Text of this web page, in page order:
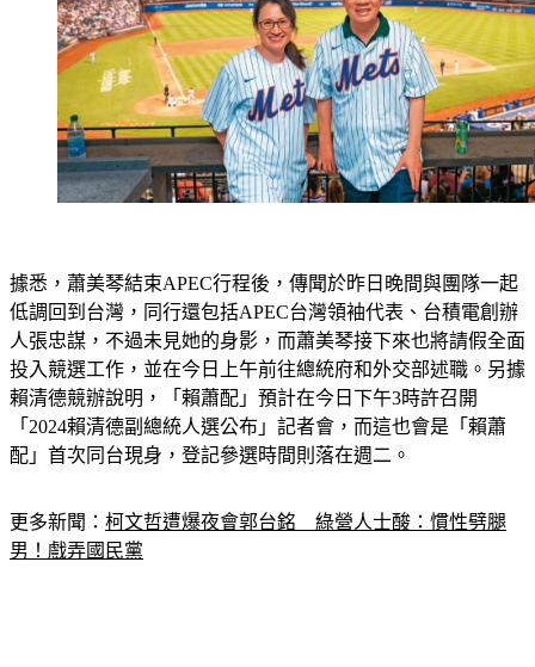
據悉，蕭美琴結束APEC行程後，傳聞於昨日晚間與團隊一起
低調回到台灣，同行還包括APEC台灣領袖代表、台積電創辦
人張忠謀，不過未見她的身影，而蕭美琴接下來也將請假全面
投入競選工作，並在今日上午前往總統府和外交部述職。另據
賴清德競辦說明，「賴蕭配」預計在今日下午3時許召開
「2024賴清德副總統人選公布」記者會，而這也會是「賴蕭
配」首次同台現身，登記參選時間則落在週二。
更多新聞： 柯文哲遭爆夜會郭台銘　綠營人士酸：慣性劈腿
男！戲弄國民黨